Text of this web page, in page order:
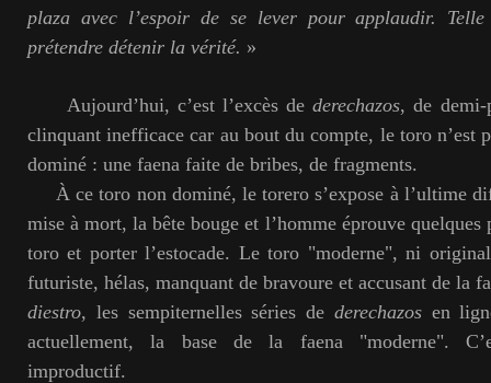
plaza avec l’espoir de se lever pour applaudir.
prétendre détenir la vérité. »
Aujourd’hui, c’est l’excès dederechazos, de demi-
clinquant inefficace car au bout du compte, le toro n’est
dominé : une faena faite de bribes, de fragments.
À ce toro non dominé, le torero s’expose à l’ultime
mise à mort, la bête bouge et l’homme éprouve quelques
toro et porter l’estocade. Le toro "moderne", ni
futuriste, hélas, manquant de bravoure et accusant de la
diestro, les sempiternelles séries de derechazosen
actuellement, la base de la faena "moderne".
improductif.